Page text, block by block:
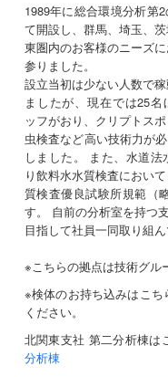
1989年に総合環境分析第
て開設し、群馬、埼玉、
東圏内のお客様のニーズ
参りました。
設立当初は少ない人数で
ましたが、現在では25名
ッフがおり、クリプトス
虫検査など高い技術力が
しました。 また、水道
り飲料水水質検査におい
質検査優良試験所規範（
す。 自前の分析室を持つ
目指して社員一同取り組ん
※こちらの拠点は技術グル
※検体のお持ち込みはこ
ください。
北関東支社 第二分析棟は
分析棟